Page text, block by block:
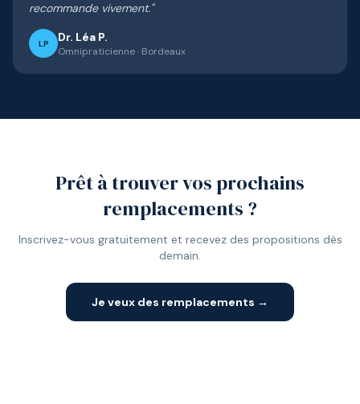
recommande vivement."
LP Dr. Léa P.
Omnipraticienne· Bordeaux
Prêt à trouver vos prochains
remplacements ?
Inscrivez-vous gratuitement et recevez des propositions dès
demain.
Je veux des remplacements →